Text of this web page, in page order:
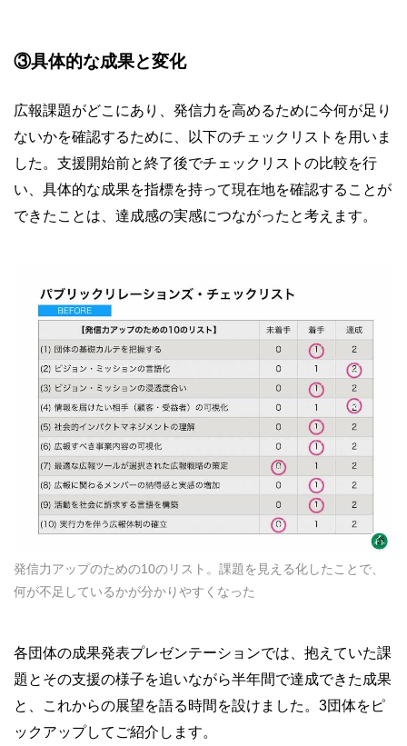
③具体的な成果と変化
広報課題がどこにあり、発信力を高めるために今何が足り
ないかを確認するために、以下のチェックリストを用いま
した。支援開始前と終了後でチェックリストの比較を行
い、具体的な成果を指標を持って現在地を確認することが
できたことは、達成感の実感につながったと考えます。
発信力アップのための10のリスト。課題を見える化したことで、
何が不足しているかが分かりやすくなった
各団体の成果発表プレゼンテーションでは、抱えていた課
題とその支援の様子を追いながら半年間で達成できた成果
と、これからの展望を語る時間を設けました。3団体をピ
ックアップしてご紹介します。